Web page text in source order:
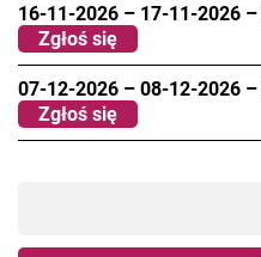
16-11-2026 – 17-11-2026 –
Zgłoś się
07-12-2026 – 08-12-2026 –
Zgłoś się